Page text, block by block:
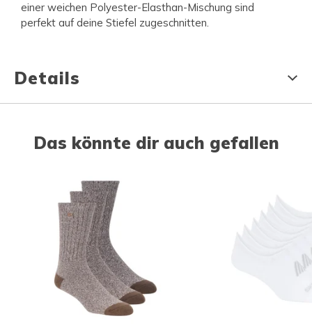
einer weichen Polyester-Elasthan-Mischung sind
perfekt auf deine Stiefel zugeschnitten.
Details
Das könnte dir auch gefallen